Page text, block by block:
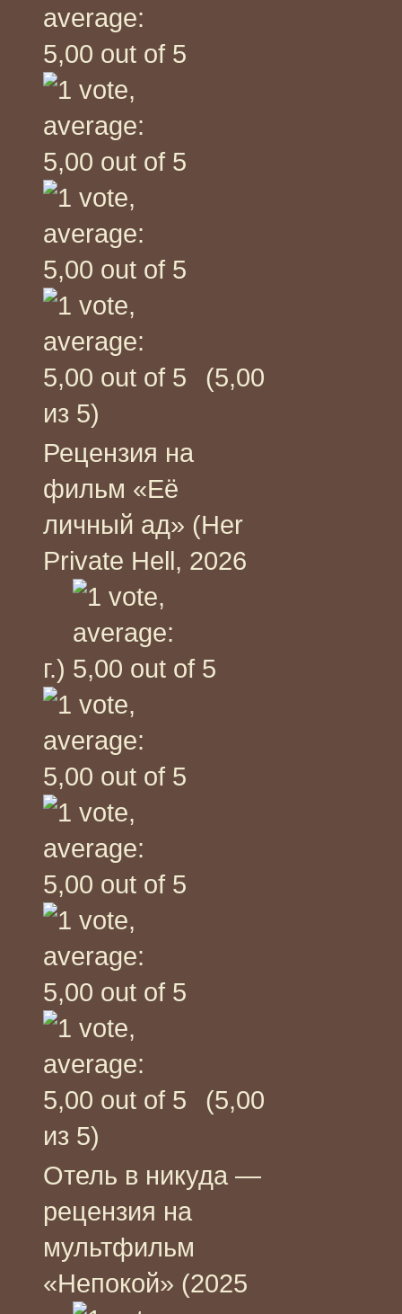
(5,00
из 5)
Рецензия на
фильм «Её
личный ад» (Her
Private Hell, 2026
г.)
(5,00
из 5)
Отель в никуда —
рецензия на
мультфильм
«Непокой» (2025